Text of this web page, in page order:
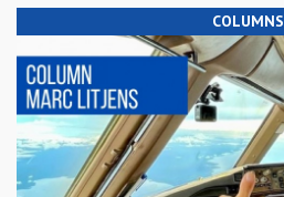
COLUMNS